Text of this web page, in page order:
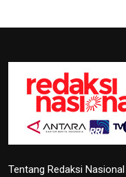
Tentang Redaksi Nasional